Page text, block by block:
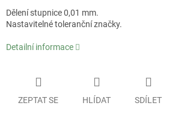
Dělení stupnice 0,01 mm.
Nastavitelné toleranční značky.
Detailní informace
ZEPTAT SE HLÍDAT SDÍLET